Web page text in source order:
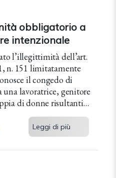
obbligatorio a
intenzionale
l’illegittimità dell’art.
n. 151 limitatamente
il congedo di
lavoratrice, genitore
di donne risultanti
stato civile.
Leggi di più